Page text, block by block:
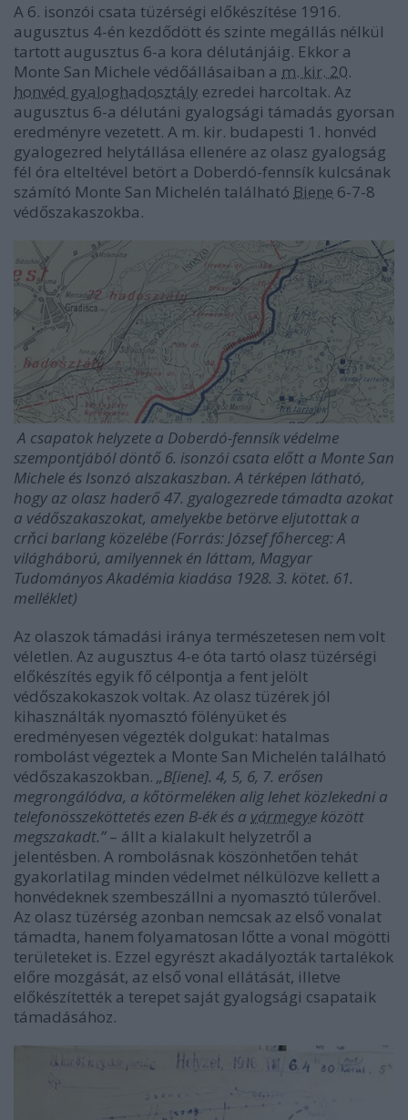
A 6. isonzói csata tüzérségi előkészítése 1916.
augusztus 4-én kezdődött és szinte megállás nélkül
tartott augusztus 6-a kora délutánjáig. Ekkor a
Monte San Michele védőállásaiban a m. kir. 20.
honvéd gyaloghadosztály ezredei harcoltak. Az
augusztus 6-a délutáni gyalogsági támadás gyorsan
eredményre vezetett. A m. kir. budapesti 1. honvéd
gyalogezred helytállása ellenére az olasz gyalogság
fél óra elteltével betört a Doberdó-fennsík kulcsának
számító Monte San Michelén található Biene 6-7-8
védőszakaszokba.
A csapatok helyzete a Doberdó-fennsík védelme
szempontjából döntő 6. isonzói csata előtt a Monte San
Michele és Isonzó alszakaszban. A térképen látható,
hogy az olasz haderő 47. gyalogezrede támadta azokat
a védőszakaszokat, amelyekbe betörve eljutottak a
crňci barlang közelébe (Forrás: József főherceg: A
világháború, amilyennek én láttam, Magyar
Tudományos Akadémia kiadása 1928. 3. kötet. 61.
melléklet)
Az olaszok támadási iránya természetesen nem volt
véletlen. Az augusztus 4-e óta tartó olasz tüzérségi
előkészítés egyik fő célpontja a fent jelölt
védőszakokaszok voltak. Az olasz tüzérek jól
kihasználták nyomasztó fölényüket és
eredményesen végezték dolgukat: hatalmas
rombolást végeztek a Monte San Michelén található
védőszakaszokban. „B[iene]. 4, 5, 6, 7. erősen
megrongálódva, a kőtörmeléken alig lehet közlekedni a
telefonösszeköttetés ezen B-ék és a vármegye között
megszakadt.”– állt a kialakult helyzetről a
jelentésben. A rombolásnak köszönhetően tehát
gyakorlatilag minden védelmet nélkülözve kellett a
honvédeknek szembeszállni a nyomasztó túlerővel.
Az olasz tüzérség azonban nemcsak az első vonalat
támadta, hanem folyamatosan lőtte a vonal mögötti
területeket is. Ezzel egyrészt akadályozták tartalékok
előre mozgását, az első vonal ellátását, illetve
előkészítették a terepet saját gyalogsági csapataik
támadásához.